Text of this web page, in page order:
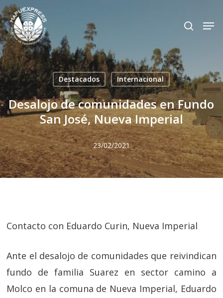
Skip
to
main
content
search
Destacados Internacional
Desalojo de comunidades en Fundo
San José, Nueva Imperial
23/02/2021
Contacto con Eduardo Curin, Nueva Imperial
Ante el desalojo de comunidades que reivindican
fundo de familia Suarez en sector camino a
Molco en la comuna de Nueva Imperial, Eduardo
Close